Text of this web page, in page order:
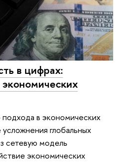
в цифрах:
подхода в экономических
глобальных
сетевую модель
экономических